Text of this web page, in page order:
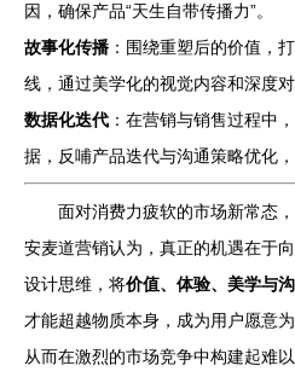
因，确保产品“天生自带传播力”。
故事化传播 ：围绕重塑后的价值，
线，通过美学化的视觉内容和深度
数据化迭代 ：在营销与销售过程中
据，反哺产品迭代与沟通策略优化，
面对消费力疲软的市场新常态
安麦道营销认为，真正的机遇在于
设计思维，将价值、体验、美学与
才能超越物质本身，成为用户愿意
从而在激烈的市场竞争中构建起难